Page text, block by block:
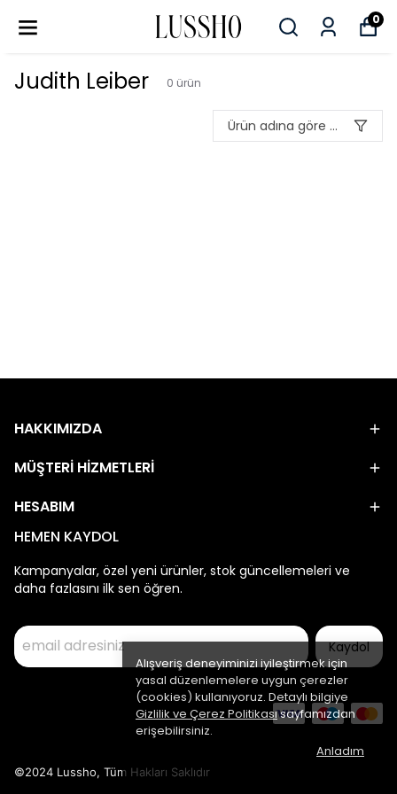
0
Alışveriş deneyiminizi iyileştirmek için
yasal düzenlemelere uygun çerezler
(cookies) kullanıyoruz. Detaylı bilgiye
Gizlilik ve Çerez Politikasısayfamızdan
erişebilirsiniz.
Anladım
Judith Leiber 0 ürün
Ürün adına göre A-Z
HAKKIMIZDA
MÜŞTERİ HİZMETLERİ
HESABIM
HEMEN KAYDOL
Kampanyalar, özel yeni ürünler, stok güncellemeleri ve
daha fazlasını ilk sen öğren.
Kaydol
©2024 Lussho, Tüm Hakları Saklıdır